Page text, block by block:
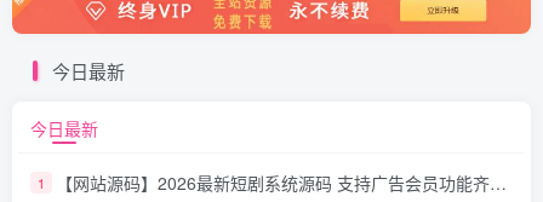
今日最新
今日最新
1 【网站源码】2026最新短剧系统源码 支持广告会员功能齐全短剧源码